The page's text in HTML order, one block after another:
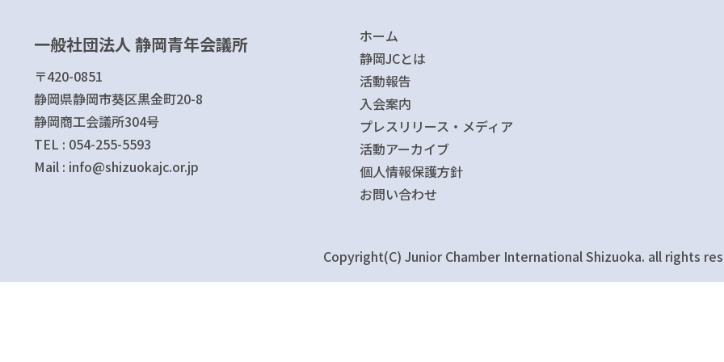
一般社団法人 静岡青年会議所
〒420-0851
静岡県静岡市葵区黒金町20-8
静岡商工会議所304号
TEL : 054-255-5593
Mail : info@shizuokajc.or.jp
ホーム
静岡JCとは
活動報告
入会案内
プレスリリース・メディア
活動アーカイブ
個人情報保護方針
お問い合わせ
Copyright(C) Junior Chamber International Shizuoka. all rights